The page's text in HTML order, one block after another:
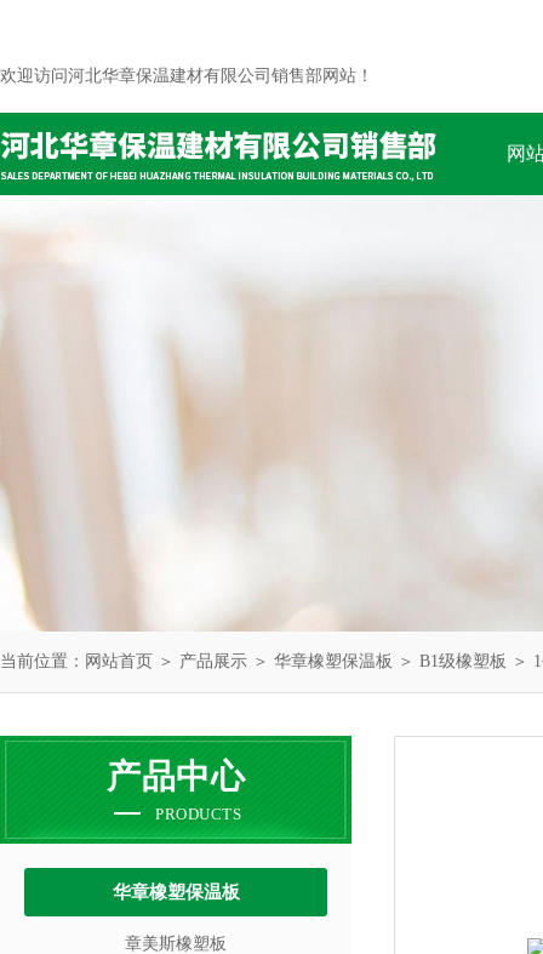
欢迎访问河北华章保温建材有限公司销售部网站！
网
当前位置： 网站首页 ＞ 产品展示 ＞ 华章橡塑保温板 ＞ B1级橡塑板 ＞
产品中心
PRODUCTS
华章橡塑保温板
章美斯橡塑板